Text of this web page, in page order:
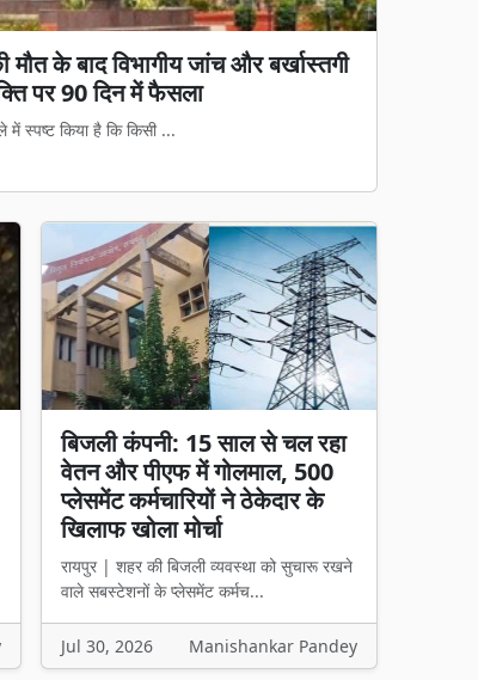
ग्रेन एटीएम', अब अंगूठा लगाते
पारदर्शी बनाने की दिशा में बिलास...
बिजली कंपनी: 15 साल से चल रहा
वेतन और पीएफ में गोलमाल, 500
प्लेसमेंट कर्मचारियों ने ठेकेदार के
खिलाफ खोला मोर्चा
रायपुर | शहर की बिजली व्यवस्था को सुचारू रखने
वाले सबस्टेशनों के प्लेसमेंट कर्मच...
Jul 30, 2026 Manishankar Pandey